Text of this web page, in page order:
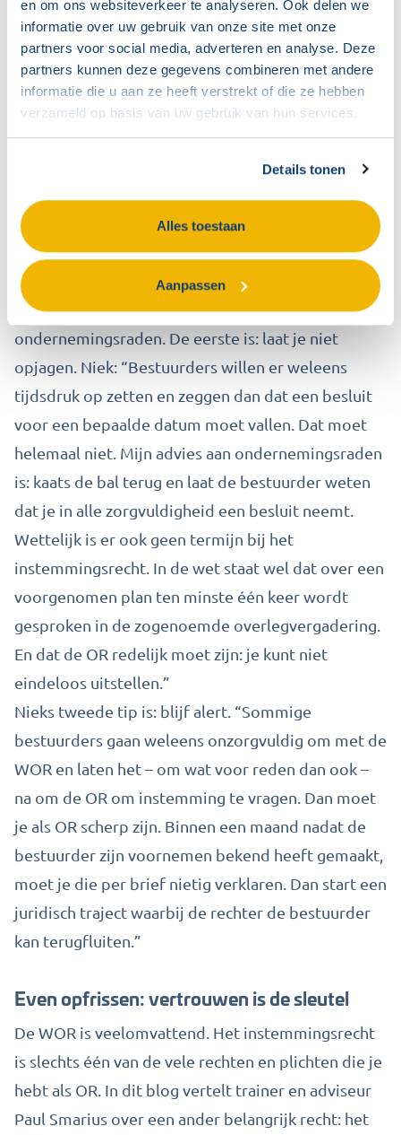
en om ons websiteverkeer te analyseren. Ook delen we
informatie over uw gebruik van onze site met onze
partners voor social media, adverteren en analyse. Deze
partners kunnen deze gegevens combineren met andere
informatie die u aan ze heeft verstrekt of die ze hebben
verzameld op basis van uw gebruik van hun services.
Details tonen
Alles toestaan
Aanpassen
plan van de directie en kijkt waar het beter kan,
waarbij de raad het belang van de organisatie én de
medewerkers in acht neemt. De OR kan suggesties
de OR het plan van tafel vegen. In de meest ideale
organisatie gedragen wordt.”
Tips: laat je niet opjagen en wees alert
Niek sluit af met twee concrete tips voor
ondernemingsraden. De eerste is: laat je niet
opjagen. Niek: “Bestuurders willen er weleens
tijdsdruk op zetten en zeggen dan dat een besluit
voor een bepaalde datum moet vallen. Dat moet
helemaal niet. Mijn advies aan ondernemingsraden
is: kaats de bal terug en laat de bestuurder weten
dat je in alle zorgvuldigheid een besluit neemt.
Wettelijk is er ook geen termijn bij het
instemmingsrecht. In de wet staat wel dat over een
voorgenomen plan ten minste één keer wordt
gesproken in de zogenoemde overlegvergadering.
En dat de OR redelijk moet zijn: je kunt niet
eindeloos uitstellen.”
Nieks tweede tip is: blijf alert. “Sommige
bestuurders gaan weleens onzorgvuldig om met de
WOR en laten het – om wat voor reden dan ook –
na om de OR om instemming te vragen. Dan moet
je als OR scherp zijn. Binnen een maand nadat de
bestuurder zijn voornemen bekend heeft gemaakt,
moet je die per brief nietig verklaren. Dan start een
juridisch traject waarbij de rechter de bestuurder
kan terugfluiten.”
Even opfrissen: vertrouwen is de sleutel
De WOR is veelomvattend. Het instemmingsrecht
is slechts één van de vele rechten en plichten die je
hebt als OR. In dit blog vertelt trainer en adviseur
Paul Smarius over een ander belangrijk recht: het